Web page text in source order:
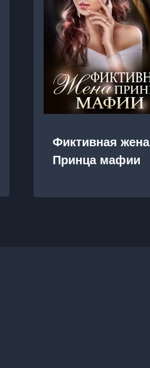
Фиктивная жена
Принца мафии